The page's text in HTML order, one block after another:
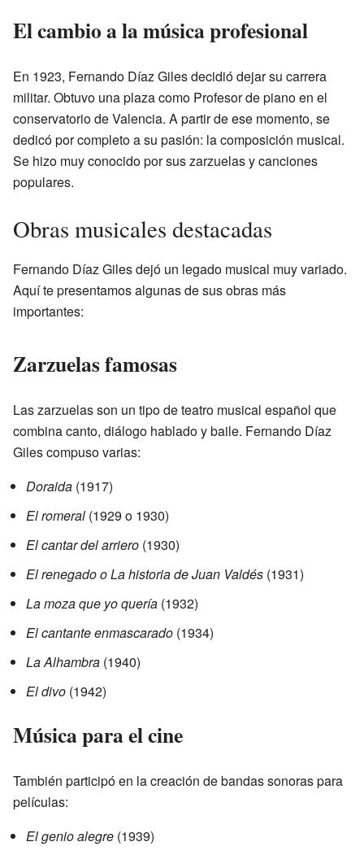
El cambio a la música profesional
En 1923, Fernando Díaz Giles decidió dejar su carrera
militar. Obtuvo una plaza como Profesor de piano en el
conservatorio de Valencia. A partir de ese momento, se
dedicó por completo a su pasión: la composición musical.
Se hizo muy conocido por sus zarzuelas y canciones
populares.
Obras musicales destacadas
Fernando Díaz Giles dejó un legado musical muy variado.
Aquí te presentamos algunas de sus obras más
importantes:
Zarzuelas famosas
Las zarzuelas son un tipo de teatro musical español que
combina canto, diálogo hablado y baile. Fernando Díaz
Giles compuso varias:
Doraida (1917)
El romeral (1929 o 1930)
El cantar del arriero (1930)
El renegado o La historia de Juan Valdés (1931)
La moza que yo quería (1932)
El cantante enmascarado (1934)
La Alhambra (1940)
El divo (1942)
Música para el cine
También participó en la creación de bandas sonoras para
películas:
El genio alegre (1939)